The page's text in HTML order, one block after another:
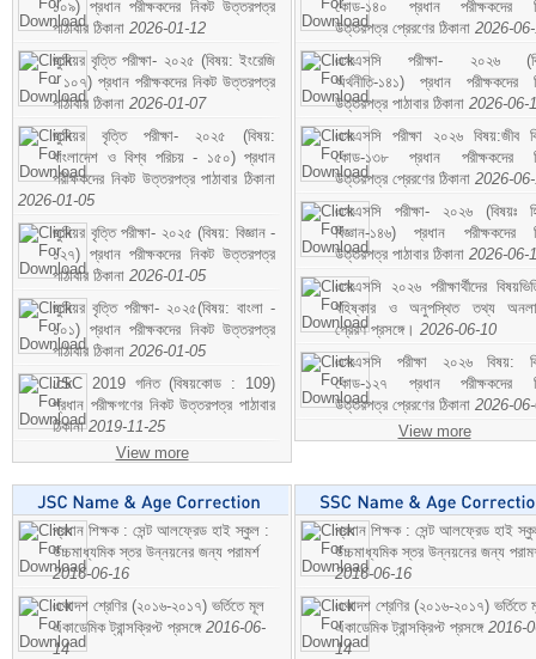
১০৯) প্রধান পরীক্ষকদের নিকট উত্তরপত্র
পাঠাবার ঠিকানা 2026-01-12
জুনিয়র বৃত্তি পরীক্ষা- ২০২৫ (বিষয়: ইংরেজি
- ১০৭) প্রধান পরীক্ষকদের নিকট উত্তরপত্র
পাঠাবার ঠিকানা 2026-01-07
জুনিয়র বৃত্তি পরীক্ষা- ২০২৫ (বিষয়:
বাংলাদেশ ও বিশ্ব পরিচয় - ১৫০) প্রধান
পরীক্ষকদের নিকট উত্তরপত্র পাঠাবার ঠিকানা
2026-01-05
জুনিয়র বৃত্তি পরীক্ষা- ২০২৫ (বিষয়: বিজ্ঞান -
১২৭) প্রধান পরীক্ষকদের নিকট উত্তরপত্র
পাঠাবার ঠিকানা 2026-01-05
জুনিয়র বৃত্তি পরীক্ষা- ২০২৫(বিষয়: বাংলা -
১০১) প্রধান পরীক্ষকদের নিকট উত্তরপত্র
পাঠাবার ঠিকানা 2026-01-05
JSC 2019 গনিত (বিষয়কোড : 109)
প্রধান পরীক্ষগণের নিকট উত্তরপত্র পাঠাবার
ঠিকানা2019-11-25
View more
কোড-১৪০ প্রধান পরীক্ষকদের
উত্তরপত্র প্রেরণের ঠিকানা 2026-
এসএসসি পরীক্ষা- ২০২৬
অর্থনীতি-১৪১) প্রধান পরীক্ষকদের
উত্তরপত্র পাঠাবার ঠিকানা 2026-06-
এসএসসি পরীক্ষা ২০২৬ বিষয়:জীব
কোড-১৩৮ প্রধান পরীক্ষকদের
উত্তরপত্র প্রেরণের ঠিকানা 2026-
এসএসসি পরীক্ষা- ২০২৬ (বিষয়ঃ
বিজ্ঞান-১৪৬) প্রধান পরীক্ষকদের
উত্তরপত্র পাঠাবার ঠিকানা 2026-06-
এসএসসি ২০২৬ পরীক্ষার্থীদের
বহিষ্কার ও অনুপস্থিত তথ্য
প্রেরণ প্রসঙ্গে। 2026-06-10
এসএসসি পরীক্ষা ২০২৬ বিষয়:
কোড-১২৭ প্রধান পরীক্ষকদের
উত্তরপত্র প্রেরণের ঠিকানা 2026-
View more
প্রধান শিক্ষক : সেন্ট আলফ্রেড হাই স্কুল :
উচ্চমাধ্যমিক স্তর উন্নয়নের জন্য পরামর্শ
2016-06-16
একাদশ শ্রেণির (২০১৬-২০১৭) ভর্তিতে মূল
একাডেমিক ট্রান্সক্রিপ্ট প্রসঙ্গে 2016-06-
14
প্রধান শিক্ষক : সেন্ট আলফ্রেড হাই
উচ্চমাধ্যমিক স্তর উন্নয়নের জন্য
2016-06-16
একাদশ শ্রেণির (২০১৬-২০১৭) ভর্তিতে
একাডেমিক ট্রান্সক্রিপ্ট প্রসঙ্গে 2016-
14